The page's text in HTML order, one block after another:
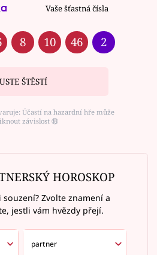
Vaše šťastná čísla
8 10 46 2
ŠTĚSTÍ
Účastí na hazardní hře může
závislost ⑱
HOROSKOP
souzení? Zvolte znamení a
jestli vám hvězdy přejí.